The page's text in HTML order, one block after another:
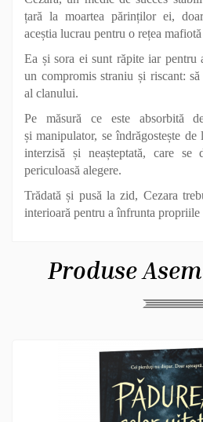
țară la moartea părinților ei,
aceștia lucrau pentru o rețea
Ea și sora ei sunt răpite iar pentru
un compromis straniu și riscant:
al clanului.
Pe măsură ce este absorbită
șimanipulator, se îndrăgostește
interzisă și neașteptată, care
periculoasă alegere.
Trădată și pusă la zid, Cezara
interioară pentru a înfrunta propriile
Produse